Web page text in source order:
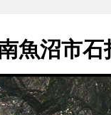
魚沼市石